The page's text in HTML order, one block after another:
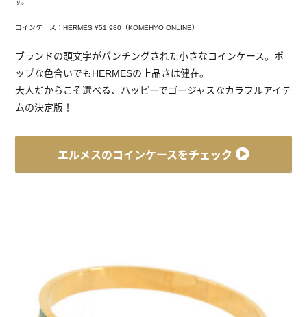
す。
コインケース：HERMES ¥51,980（KOMEHYO ONLINE）
ブランドの頭文字がパンチングされた小さなコインケース。ポ
ップな色合いでもHERMESの上品さは健在。
大人だからこそ選べる、ハッピーでゴージャスなカラフルアイテ
ムの決定版！
エルメスのコインケースをチェック